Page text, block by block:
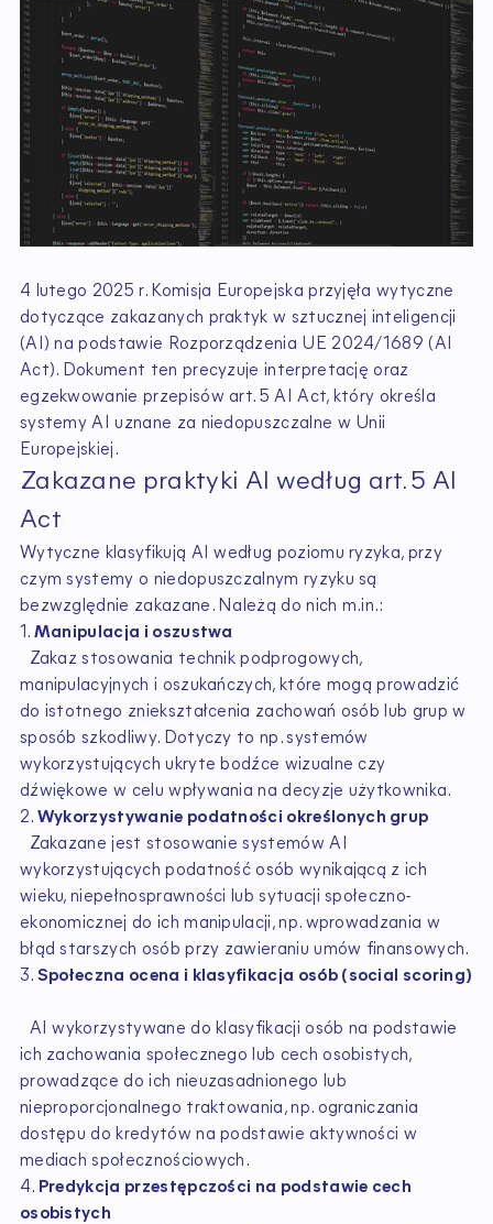
4 lutego 2025 r. Komisja Europejska przyjęła wytyczne
dotyczące zakazanych praktyk w sztucznej inteligencji
(AI) na podstawie Rozporządzenia UE 2024/1689 (AI
Act). Dokument ten precyzuje interpretację oraz
egzekwowanie przepisów art. 5 AI Act, który określa
systemy AI uznane za niedopuszczalne w Unii
Europejskiej.
Zakazane praktyki AI według art. 5 AI
Act
Wytyczne klasyfikują AI według poziomu ryzyka, przy
czym systemy o niedopuszczalnym ryzyku są
bezwzględnie zakazane. Należą do nich m.in.:
1. Manipulacja i oszustwa
Zakaz stosowania technik podprogowych,
manipulacyjnych i oszukańczych, które mogą prowadzić
do istotnego zniekształcenia zachowań osób lub grup w
sposób szkodliwy. Dotyczy to np. systemów
wykorzystujących ukryte bodźce wizualne czy
dźwiękowe w celu wpływania na decyzje użytkownika.
2. Wykorzystywanie podatności określonych grup
Zakazane jest stosowanie systemów AI
wykorzystujących podatność osób wynikającą z ich
wieku, niepełnosprawności lub sytuacji społeczno-
ekonomicznej do ich manipulacji, np. wprowadzania w
błąd starszych osób przy zawieraniu umów finansowych.
3. Społeczna ocena i klasyfikacja osób (social scoring)
AI wykorzystywane do klasyfikacji osób na podstawie
ich zachowania społecznego lub cech osobistych,
prowadzące do ich nieuzasadnionego lub
nieproporcjonalnego traktowania, np. ograniczania
dostępu do kredytów na podstawie aktywności w
mediach społecznościowych.
4. Predykcja przestępczości na podstawie cech
osobistych